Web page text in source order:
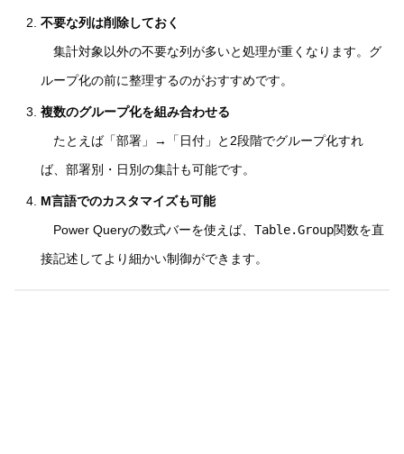
不要な列は削除しておく
集計対象以外の不要な列が多いと処理が重くなります。グ
ループ化の前に整理するのがおすすめです。
複数のグループ化を組み合わせる
たとえば「部署」→「日付」と2段階でグループ化すれ
ば、部署別・日別の集計も可能です。
M言語でのカスタマイズも可能
Power Queryの数式バーを使えば、 Table.Group関数を直
接記述してより細かい制御ができます。